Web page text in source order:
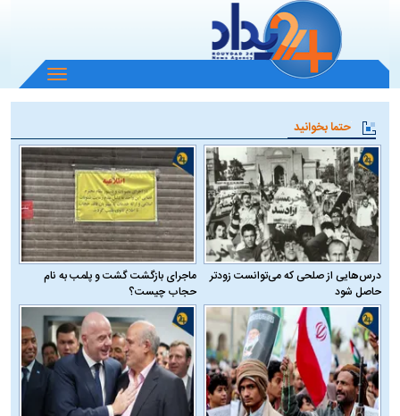
باز
و
منو
حتما بخوانید
درس‌هایی از صلحی که می‌توانست زودتر
حاصل شود
ماجرای بازگشت گشت و پلمب به نام
حجاب چیست؟